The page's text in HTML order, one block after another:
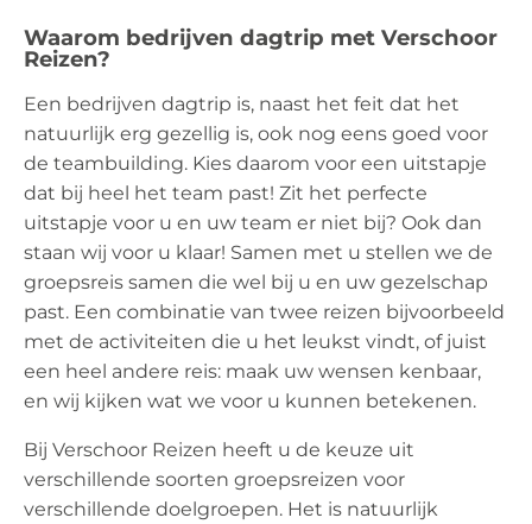
Waarom bedrijven dagtrip met Verschoor
Reizen?
Een bedrijven dagtrip is, naast het feit dat het
natuurlijk erg gezellig is, ook nog eens goed voor
de teambuilding. Kies daarom voor een uitstapje
dat bij heel het team past! Zit het perfecte
uitstapje voor u en uw team er niet bij? Ook dan
staan wij voor u klaar! Samen met u stellen we de
groepsreis samen die wel bij u en uw gezelschap
past. Een combinatie van twee reizen bijvoorbeeld
met de activiteiten die u het leukst vindt, of juist
een heel andere reis: maak uw wensen kenbaar,
en wij kijken wat we voor u kunnen betekenen.
Bij Verschoor Reizen heeft u de keuze uit
verschillende soorten groepsreizen voor
verschillende doelgroepen. Het is natuurlijk